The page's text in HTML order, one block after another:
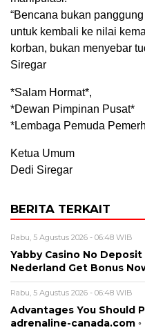
“Bencana bukan
untuk kembali ke nilai
korban, bukan menyebar
Siregar
*Salam Hormat*,
*Dewan Pimpinan Pusat*
*Lembaga Pemuda
Ketua Umum
Dedi Siregar
BERITA TERKAIT
Rabu, 5 Agustus 2026 - 06:48 WIB
Yabby Casino No
Nederland Get Bonus
Rabu, 5 Agustus 2026 - 06:48 WIB
Advantages You Should
adrenaline-canada.com